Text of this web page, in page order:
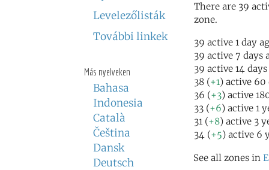
Levelezőlisták
További linkek
Más nyelveken
Bahasa
Indonesia
Català
Čeština
Dansk
Deutsch
There are 39
zone.
39 active 1 day
39 active 7 days
39 active 14
38 (+1) active 60
36 (+3) active
33 (+6) active 1
31 (+8) active 3
34 (+5) active 6
See all zones in